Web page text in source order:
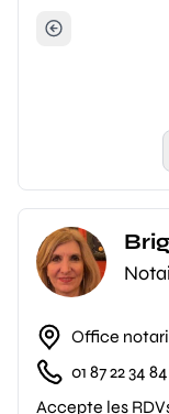
Office
01 87 22 34 84
Accepte les